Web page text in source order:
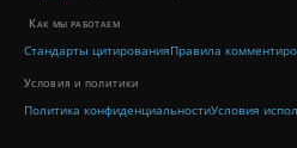
Как мы работаем
Стандарты цитированияПравила
Условия и политики
Политика конфиденциальностиУсловия